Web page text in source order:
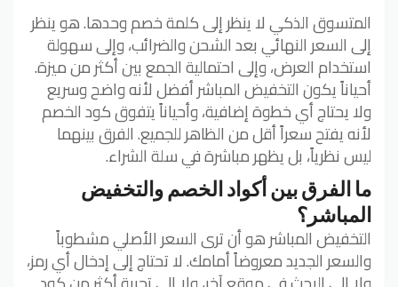
المتسوق الذكي لا ينظر إلى كلمة خصم وحدها. هو ينظر
إلى السعر النهائي بعد الشحن والضرائب، وإلى سهولة
استخدام العرض، وإلى احتمالية الجمع بين أكثر من ميزة.
أحياناً يكون التخفيض المباشر أفضل لأنه واضح وسريع
ولا يحتاج أي خطوة إضافية، وأحياناً يتفوق كود الخصم
لأنه يفتح سعراً أقل من الظاهر للجميع. الفرق بينهما
ليس نظرياً، بل يظهر مباشرة في سلة الشراء.
ما الفرق بين أكواد الخصم والتخفيض
المباشر؟
التخفيض المباشر هو أن ترى السعر الأصلي مشطوباً
والسعر الجديد معروضاً أمامك. لا تحتاج إلى إدخال أي رمز،